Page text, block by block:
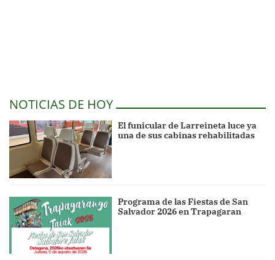
NOTICIAS DE HOY
El funicular de Larreineta luce ya
una de sus cabinas rehabilitadas
Programa de las Fiestas de San
Salvador 2026 en Trapagaran